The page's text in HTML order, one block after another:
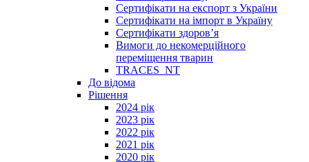
Сертифікати на експорт з України
Сертифікати на імпорт в Україну
Сертифікати здоров’я
Вимоги до некомерційного
переміщення тварин
TRACES_NT
До відома
Рішення
2024 рік
2023 рік
2022 рік
2021 рік
2020 рік